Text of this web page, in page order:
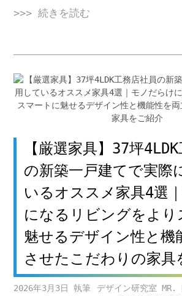
>>> 続きを読む
【厳選家具】37坪
の新築一戸建てで実際
いるオススメ家具4選
になるリビングをより
魅せるデザイン性と機
させたこだわりの家具
2026年3月3日 デザイン研究室 MR.